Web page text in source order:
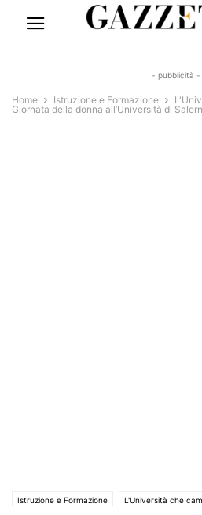
- pubblicità -
Home Istruzione e Formazione
Giornata della donna all’Università di
Istruzione e Formazione L'Università che